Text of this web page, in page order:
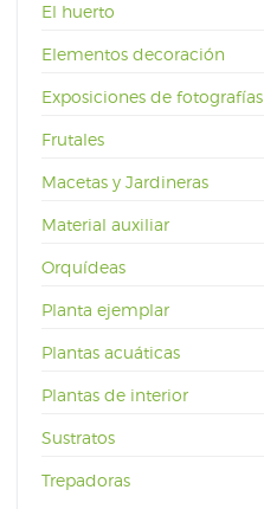
El huerto
Elementos decoración
Exposiciones de fotografías
Frutales
Macetas y Jardineras
Material auxiliar
Orquídeas
Planta ejemplar
Plantas acuáticas
Plantas de interior
Sustratos
Trepadoras